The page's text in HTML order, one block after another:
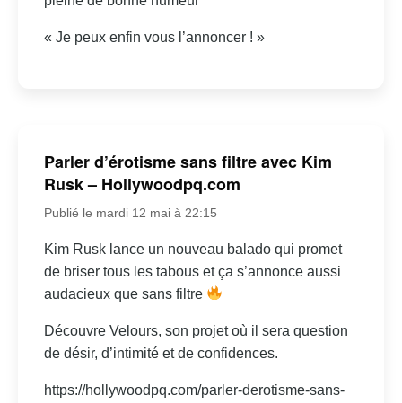
« Je peux enfin vous l’annoncer ! »
Parler d’érotisme sans filtre avec Kim
Rusk – Hollywoodpq.com
Publié le mardi 12 mai à 22:15
Kim Rusk lance un nouveau balado qui promet
de briser tous les tabous et ça s’annonce aussi
audacieux que sans filtre
Découvre Velours, son projet où il sera question
de désir, d’intimité et de confidences.
https://hollywoodpq.com/parler-derotisme-sans-